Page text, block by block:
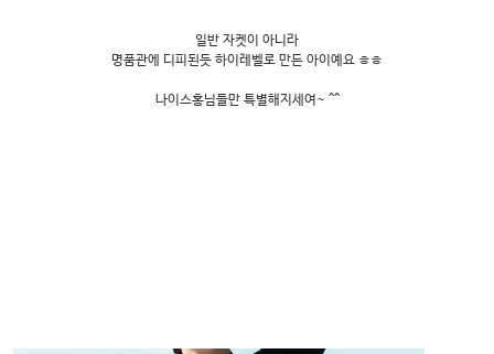
일반 자켓이 아니라
명품관에 디피된듯 하이레벨로 만든 아이예요 ㅎㅎ
나이스홍님들만 특별해지세여~ ^^